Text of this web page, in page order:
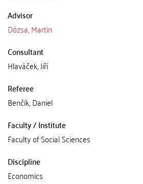
Advisor
Dózsa, Martin
Consultant
Hlaváček, Jiří
Referee
Benčík, Daniel
Faculty / Institute
Faculty of Social Sciences
Discipline
Economics